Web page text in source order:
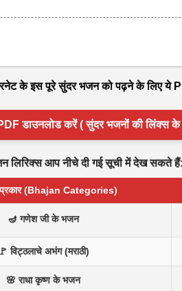
के इस पूरे सुंदर भजन को पढ़ने के लिए ये
डाउनलोड करें ( सुंदर भजनों की लिंक्स के
लिरिक्स आप नीचे दी गई सूची में देख सकते हैं:
(Bhajan Categories)
🪔 गणेश जी के भजन
🚩 विट्ठलाचे अभंग (मराठी)
🌸 राधा कृष्ण के भजन